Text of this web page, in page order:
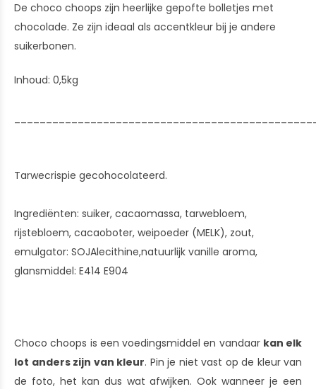
De choco choops zijn heerlijke gepofte bolletjes met
chocolade. Ze zijn ideaal als accentkleur bij je andere
suikerbonen.
Inhoud: 0,5kg
Tarwecrispie gecohocolateerd.
Ingrediënten: suiker, cacaomassa, tarwebloem,
rijstebloem, cacaoboter, weipoeder (MELK), zout,
emulgator: SOJAlecithine,natuurlijk vanille aroma,
glansmiddel: E414 E904
Choco choops is een voedingsmiddel en vandaar kan elk
lot anders zijn van kleur. Pin je niet vast op de kleur van
de foto, het kan dus wat afwijken. Ook wanneer je een